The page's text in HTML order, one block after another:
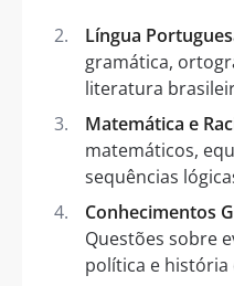
Língua
gramática,
literatura
Matemática e
matemáticos,
sequências
Conhecimentos
Questões sobre
política e história